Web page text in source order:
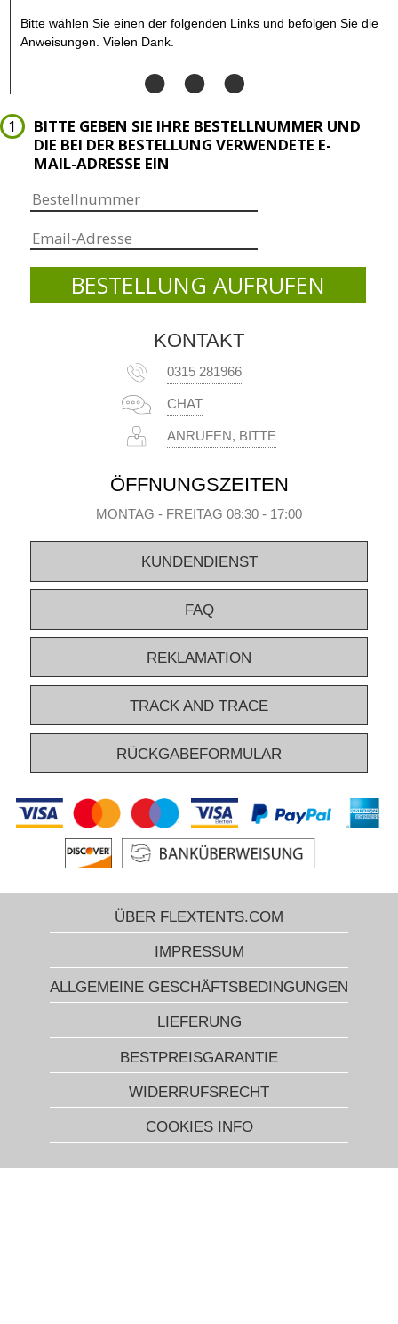
Bitte wählen Sie einen der folgenden Links und befolgen Sie die
Anweisungen. Vielen Dank.
BITTE GEBEN SIE IHRE BESTELLNUMMER UND
DIE BEI DER BESTELLUNG VERWENDETE E-
MAIL-ADRESSE EIN
KONTAKT
0315 281966
CHAT
ANRUFEN, BITTE
ÖFFNUNGSZEITEN
MONTAG - FREITAG 08:30 - 17:00
KUNDENDIENST
FAQ
REKLAMATION
TRACK AND TRACE
RÜCKGABEFORMULAR
ÜBER FLEXTENTS.COM
IMPRESSUM
ALLGEMEINE GESCHÄFTSBEDINGUNGEN
LIEFERUNG
BESTPREISGARANTIE
WIDERRUFSRECHT
COOKIES INFO